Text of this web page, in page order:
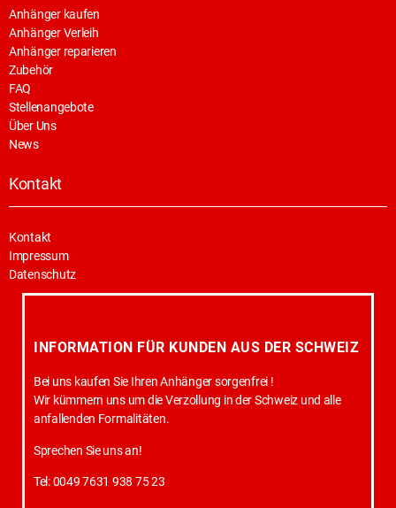
Anhänger kaufen
Anhänger Verleih
Anhänger reparieren
Zubehör
FAQ
Stellenangebote
Über Uns
News
Kontakt
Kontakt
Impressum
Datenschutz
INFORMATION FÜR KUNDEN AUS DER SCHWEIZ
Bei uns kaufen Sie Ihren Anhänger sorgenfrei !
Wir kümmern uns um die Verzollung in der Schweiz und alle
anfallenden Formalitäten.
Sprechen Sie uns an!
Tel: 0049 7631 938 75 23